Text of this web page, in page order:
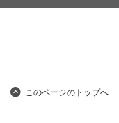
このページのトップへ